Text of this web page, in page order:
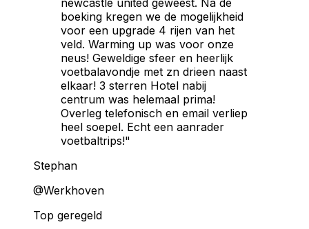
boeking kregen we de mogelijkheid
voor een upgrade 4 rijen van het
veld. Warming up was voor onze
neus! Geweldige sfeer en heerlijk
voetbalavondje met zn drieen naast
elkaar! 3 sterren Hotel nabij
centrum was helemaal prima!
Overleg telefonisch en email verliep
heel soepel. Echt een aanrader
voetbaltrips!"
Stephan
@Werkhoven
Top geregeld